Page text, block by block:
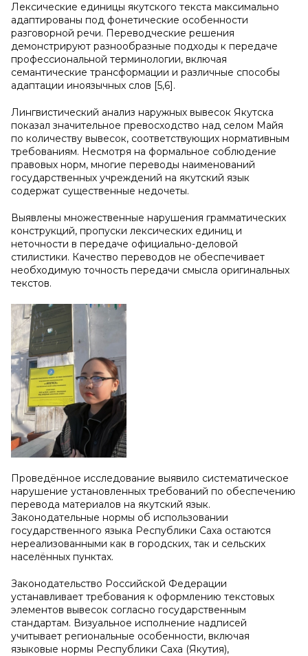
Лексические единицы якутского текста максимально
адаптированы под фонетические особенности
разговорной речи. Переводческие решения
демонстрируют разнообразные подходы к передаче
профессиональной терминологии, включая
семантические трансформации и различные способы
адаптации иноязычных слов [5,6].
Лингвистический анализ наружных вывесок Якутска
показал значительное превосходство над селом Майя
по количеству вывесок, соответствующих нормативным
требованиям. Несмотря на формальное соблюдение
правовых норм, многие переводы наименований
государственных учреждений на якутский язык
содержат существенные недочеты.
Выявлены множественные нарушения грамматических
конструкций, пропуски лексических единиц и
неточности в передаче официально-деловой
стилистики. Качество переводов не обеспечивает
необходимую точность передачи смысла оригинальных
текстов.
Проведённое исследование выявило систематическое
нарушение установленных требований по обеспечению
перевода материалов на якутский язык.
Законодательные нормы об использовании
государственного языка Республики Саха остаются
нереализованными как в городских, так и сельских
населённых пунктах.
Законодательство Российской Федерации
устанавливает требования к оформлению текстовых
элементов вывесок согласно государственным
стандартам. Визуальное исполнение надписей
учитывает региональные особенности, включая
языковые нормы Республики Саха (Якутия),